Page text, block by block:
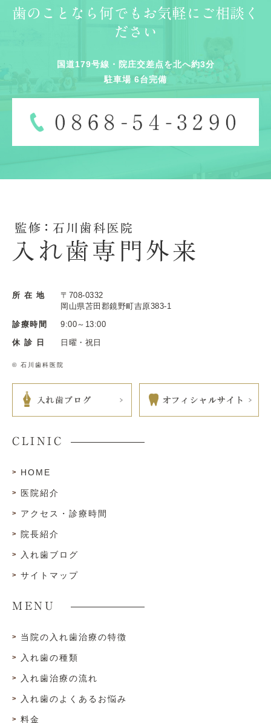
歯のことなら何でもお気軽にご相談く
ださい
国道179号線・院庄交差点を北へ約3分
駐車場 6台完備
所 在 地
〒708-0332
岡山県苫田郡鏡野町吉原383-1
診療時間
9:00～13:00
休 診 日
日曜・祝日
© 石川歯科医院
CLINIC
HOME
医院紹介
アクセス・診療時間
院長紹介
入れ歯ブログ
サイトマップ
MENU
当院の入れ歯治療の特徴
入れ歯の種類
入れ歯治療の流れ
入れ歯のよくあるお悩み
料金